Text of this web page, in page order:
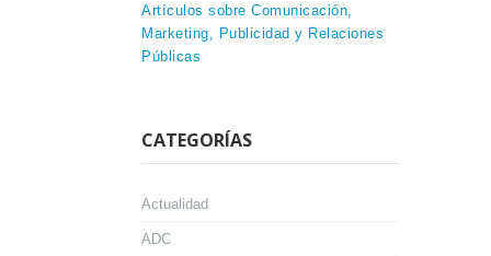
Artículos sobre Comunicación,
Marketing, Publicidad y Relaciones
Públicas
CATEGORÍAS
Actualidad
ADC